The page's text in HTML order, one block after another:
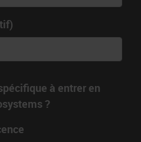
à entrer en
?